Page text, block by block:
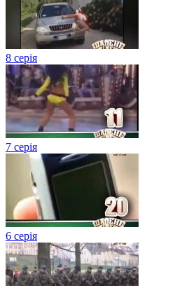
8 серія
7 серія
6 серія